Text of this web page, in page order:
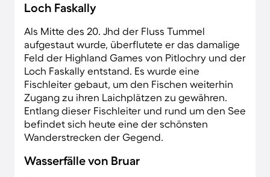
Loch Faskally
Als Mitte des 20. Jhd der Fluss Tummel
aufgestaut wurde, überflutete er das damalige
Feld der Highland Games von Pitlochry und der
Loch Faskally entstand. Es wurde eine
Fischleiter gebaut, um den Fischen weiterhin
Zugang zu ihren Laichplätzen zu gewähren.
Entlang dieser Fischleiter und rund um den See
befindet sich heute eine der schönsten
Wanderstrecken der Gegend.
Wasserfälle von Bruar